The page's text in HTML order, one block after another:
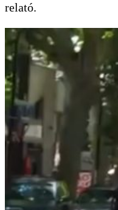
relató.